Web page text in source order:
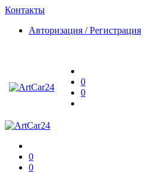
Контакты
Авторизация / Регистрация
0
0
0
0